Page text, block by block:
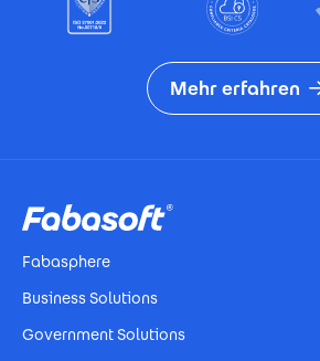
Mehr erfahren
Fabasphere
Business Solutions
Government Solutions